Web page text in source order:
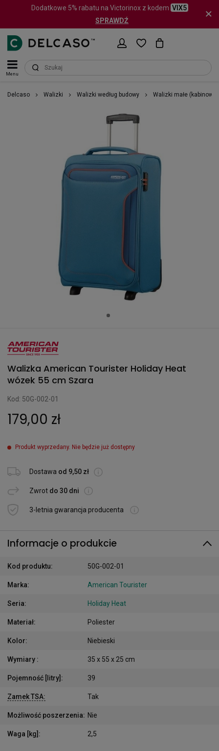
Dodatkowe 5% rabatu na Victorinox z kodem VIX5
SPRAWDŹ
Menu
Delcaso Walizki Walizki według budowy Walizki małe (kabinowe)
Walizka American Tourister Holiday Heat
wózek 55 cm Szara
Kod: 50G-002-01
179,00 zł
Produkt wyprzedany. Nie będzie już dostępny
Dostawa od 9,50 zł
Zwrot do 30 dni
3-letnia gwarancja producenta
Informacje o produkcie
Kod produktu: 50G-002-01
Marka: American Tourister
Seria: Holiday Heat
Materiał: Poliester
Kolor: Niebieski
Wymiary : 35 x 55 x 25 cm
Pojemność [litry] : 39
Zamek TSA: Tak
Możliwość poszerzenia: Nie
Waga [kg] : 2,5